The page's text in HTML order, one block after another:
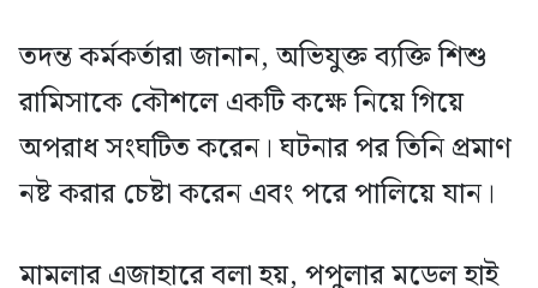
তদন্ত কর্মকর্তারা জানান, অভিযুক্ত ব্যক্তি শিশু
রামিসাকে কৌশলে একটি কক্ষে নিয়ে গিয়ে
অপরাধ সংঘটিত করেন। ঘটনার পর তিনি প্রমাণ
নষ্ট করার চেষ্টা করেন এবং পরে পালিয়ে যান।
মামলার এজাহারে বলা হয়, পপুলার মডেল হাই